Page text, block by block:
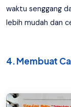
waktu senggang
lebih mudah dan
4. Membuat